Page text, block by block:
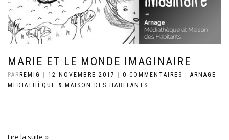
MARIE ET LE MONDE IMAGINAIRE
PAR REMIG 12 NOVEMBRE 2017 0 COMMENTAIRES
ARNAGE -
MEDIATHÈQUE & MAISON DES HABITANTS
Lire la suite